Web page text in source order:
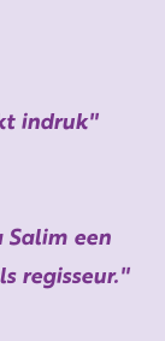
indruk
een
regisseur.